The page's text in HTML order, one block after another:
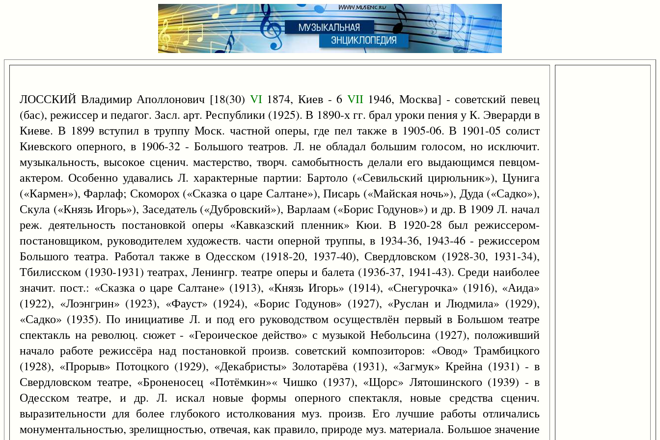
ЛОССКИЙ Владимир Аполлонович [18(30) VI1874, Киев - 6 VII1946, Москва] - советский певец
(бас), режиссер и педагог. Засл. арт. Республики (1925). В 1890-х гг. брал уроки пения у К. Эверарди в
Киеве. В 1899 вступил в труппу Моск. частной оперы, где пел также в 1905-06. В 1901-05 солист
Киевского оперного, в 1906-32 - Большого театров. Л. не обладал большим голосом, но исключит.
музыкальность, высокое сценич. мастерство, творч. самобытность делали его выдающимся певцом-
актером. Особенно удавались Л. характерные партии: Бартоло («Севильский цирюльник»), Цунига
(«Кармен»), Фарлаф; Скоморох («Сказка о царе Салтане»), Писарь («Майская ночь»), Дуда («Садко»),
Скула («Князь Игорь»), Заседатель («Дубровский»), Варлаам («Борис Годунов») и др. В 1909 Л. начал
реж. деятельность постановкой оперы «Кавказский пленник» Кюи. В 1920-28 был режиссером-
постановщиком, руководителем художеств. части оперной труппы, в 1934-36, 1943-46 - режиссером
Большого театра. Работал также в Одесском (1918-20, 1937-40), Свердловском (1928-30, 1931-34),
Тбилисском (1930-1931) театрах, Ленингр. театре оперы и балета (1936-37, 1941-43). Среди наиболее
значит. пост.: «Сказка о царе Салтане» (1913), «Князь Игорь» (1914), «Снегурочка» (1916), «Аида»
(1922), «Лоэнгрин» (1923), «Фауст» (1924), «Борис Годунов» (1927), «Руслан и Людмила» (1929),
«Садко» (1935). По инициативе Л. и под его руководством осуществлён первый в Большом театре
спектакль на революц. сюжет - «Героическое действо» с музыкой Небольсина (1927), положивший
начало работе режиссёра над постановкой произв. советский композиторов: «Овод» Трамбицкого
(1928), «Прорыв» Потоцкого (1929), «Декабристы» Золотарёва (1931), «Загмук» Крейна (1931) - в
Свердловском театре, «Броненосец «Потёмкин»« Чишко (1937), «Щорс» Лятошинского (1939) - в
Одесском театре, и др. Л. искал новые формы оперного спектакля, новые средства сценич.
выразительности для более глубокого истолкования муз. произв. Его лучшие работы отличались
монументальностью, зрелищностью, отвечая, как правило, природе муз. материала. Большое значение